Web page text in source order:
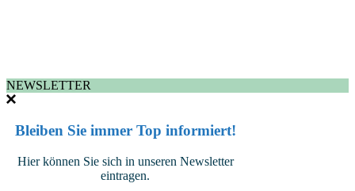
NEWSLETTER
Bleiben Sie immer Top informiert!
Hier können Sie sich in unseren Newsletter
eintragen.